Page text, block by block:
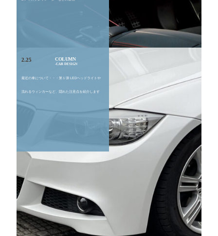
2.25 COLUMN
CAR DESIGN
最近の車について・・・第１弾 LEDヘッドライトや
流れるウィンカーなど、隠れた注意点を紹介します